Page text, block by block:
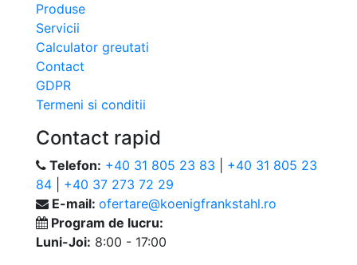
Produse
Servicii
Calculator greutati
Contact
GDPR
Termeni si conditii
Contact rapid
Telefon: +40 31 805 23 83
+40 31 805 23
84
+40 37 273 72 29
E-mail: ofertare@koenigfrankstahl.ro
Program de lucru:
Luni-Joi: 8:00 - 17:00